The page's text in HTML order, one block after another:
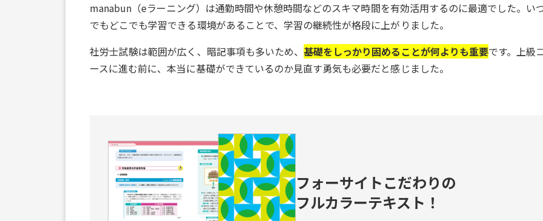
manabun（eラーニング）は通勤時間や休憩時間などのスキマ時間を有効活用するのに最適でした。い
でもどこでも学習できる環境があることで、学習の継続性が格段に上がりました。
社労士試験は範囲が広く、暗記事項も多いため、基礎をしっかり固めることが何よりも重要です。上級
ースに進む前に、本当に基礎ができているのか見直す勇気も必要だと感じました。
フォーサイトこだわりの
フルカラーテキスト！